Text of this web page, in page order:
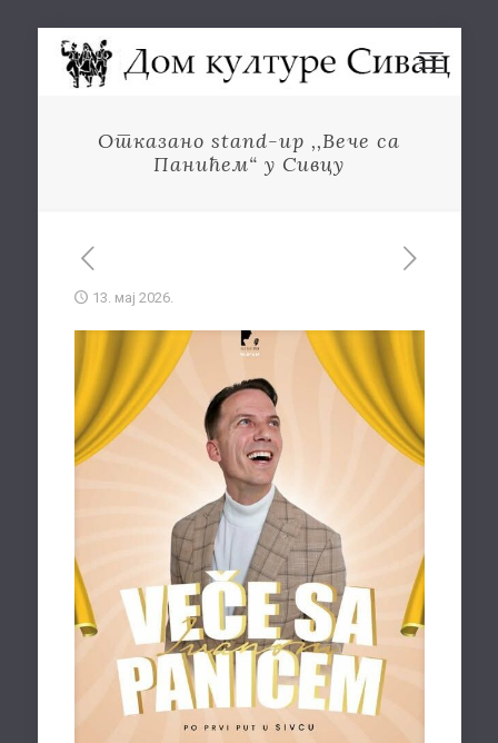
Отказано stand-up ,,Вече са
Панићем“ у Сивцу
13. мај 2026.